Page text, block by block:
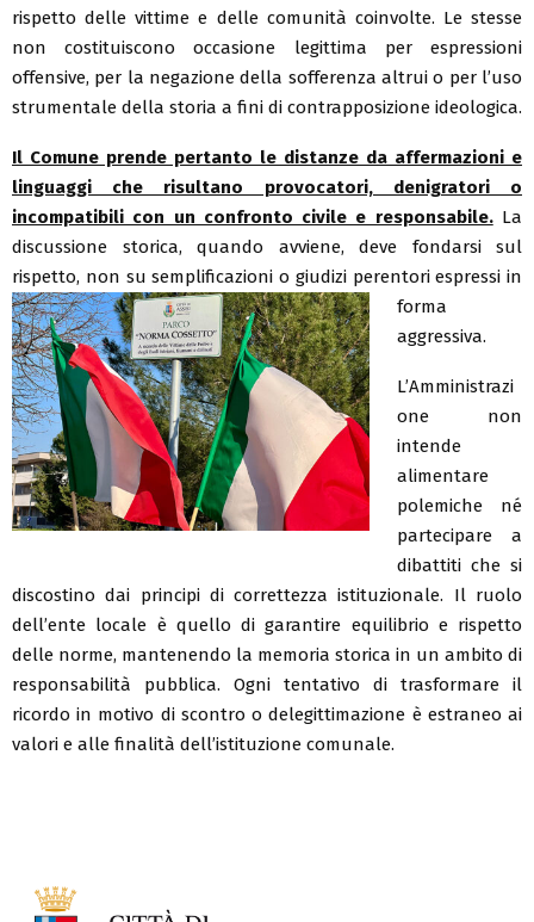
rispetto delle vittime e delle comunità coinvolte. Le stesse
non costituiscono occasione legittima per espressioni
offensive, per la negazione della sofferenza altrui o per l’uso
strumentale della storia a fini di contrapposizione ideologica.
Il Comune prende pertanto le distanze da affermazioni e
linguaggi che risultano provocatori, denigratori o
incompatibili con un confronto civile e responsabile.La
discussione storica, quando avviene, deve fondarsi sul
rispetto, non su semplificazioni o giudizi perentori espressi in
forma
aggressiva.
L’Amministrazi
one non
intende
alimentare
polemiche né
partecipare a
dibattiti che si
discostino dai principi di correttezza istituzionale. Il ruolo
dell’ente locale è quello di garantire equilibrio e rispetto
delle norme, mantenendo la memoria storica in un ambito di
responsabilità pubblica. Ogni tentativo di trasformare il
ricordo in motivo di scontro o delegittimazione è estraneo ai
valori e alle finalità dell’istituzione comunale.